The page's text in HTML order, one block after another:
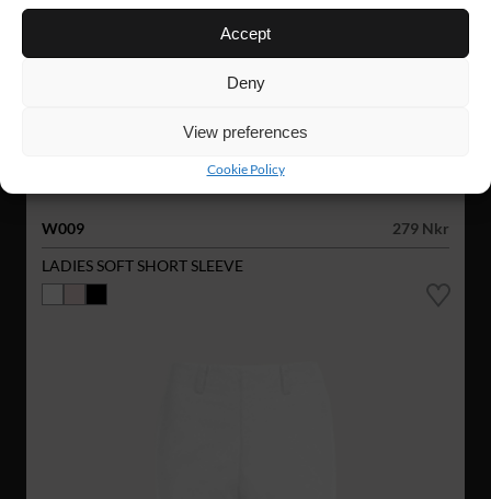
Accept
Deny
View preferences
Cookie Policy
W009
279 Nkr
LADIES SOFT SHORT SLEEVE